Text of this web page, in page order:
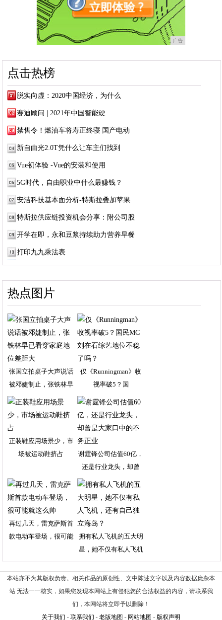
广告
点击热榜
脱实向虚：2020中国经济，为什么
赛迪顾问 | 2021年中国智能硬
禁售令！燃油车将寿正终寝 国产电动
新自由光2.0T凭什么让车主们找到
Vue初体验 -Vue的安装和使用
5G时代，自由职业中什么最赚钱？
安洁科技基本面分析-特斯拉叠加苹果
特斯拉供应链投资机会分享：附公司股
开学在即，永和豆浆持续助力营养早餐
打印九九乘法表
热点图片
张国立拍桌子大声说话
被邓婕制止，张铁林早
仅《Runningman》收
视率破5？国
正装鞋应用场景少，市
场被运动鞋挤占
谢霆锋公司估值60亿，
还是行业龙头，却曾
再过几天，雷克萨斯首
款电动车登场，很可能
拥有私人飞机的五大明
星，她不仅有私人飞机
本站亦不为其版权负责。相关作品的原创性、文中陈述文字以及内容数据庞杂本
站 无法一一核实，如果您发现本网站上有侵犯您的合法权益的内容，请联系我
们，本网站将立即予以删除！
关于我们 - 联系我们 - 老版地图 - 网站地图 - 版权声明